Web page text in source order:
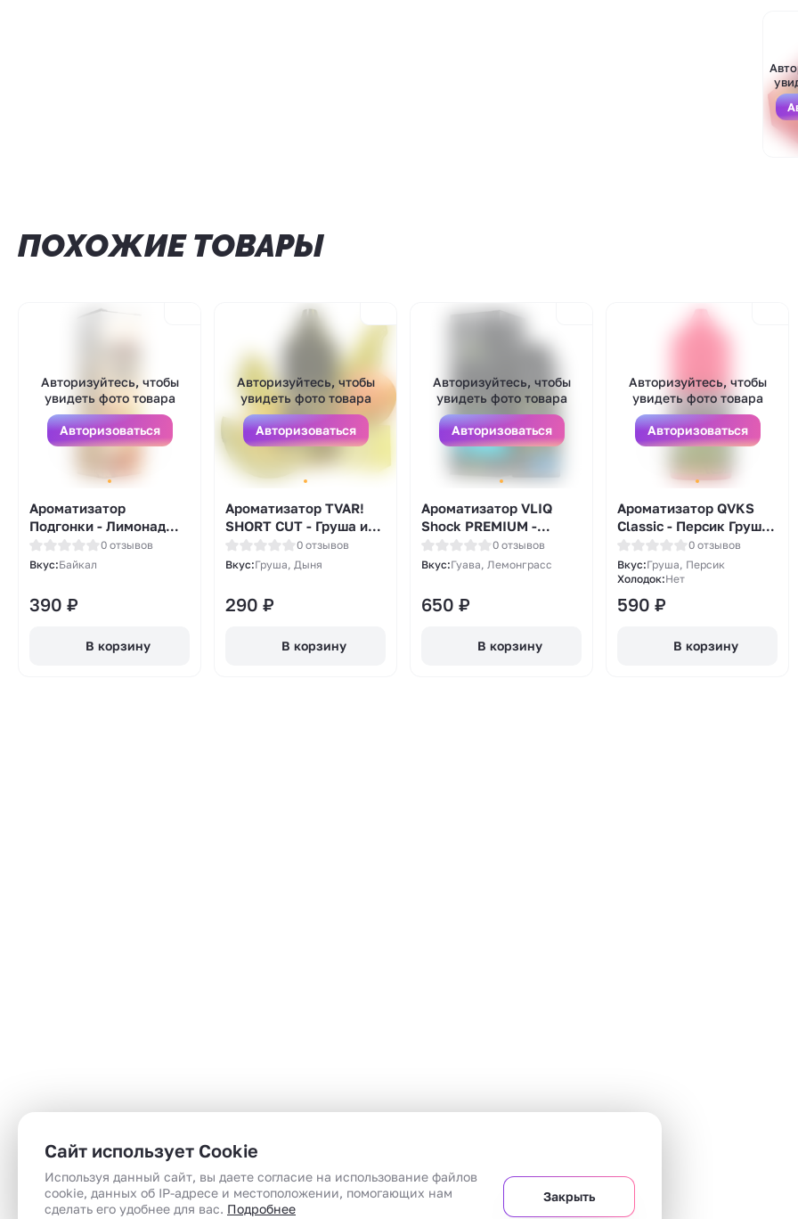
ПОХОЖИЕ ТОВАРЫ
Авторизуйтесь, чтобы
увидеть фото товара
Авторизоваться
Ароматизатор
Подгонки - Лимонад
Байкал 13мл0 отзывов
Вкус:Байкал
390 ₽
В корзину
Авторизуйтесь, чтобы
увидеть фото товара
Авторизоваться
Ароматизатор TVAR!
SHORT CUT - Груша и
дюша (Груша и дыня)
13мл
0 отзывов
Вкус:Груша, Дыня
290 ₽
В корзину
Авторизуйтесь, чтобы
увидеть фото товара
Авторизоваться
Ароматизатор VLIQ
Shock PREMIUM -
Лемонграсс гуава
(Lemongrass Guava)
0 отзывов
Вкус:Гуава, Лемонграсс
650 ₽
В корзину
Авторизуйтесь, чтобы
увидеть фото товара
Авторизоваться
Ароматизатор QVKS
Classic - Персик Груша
13мл
0 отзывов
Вкус:Груша, Персик
Холодок:Нет
590 ₽
В корзину
Сайт использует Cookie
Используя данный сайт, вы даете согласие на использование файлов
cookie, данных об IP-адресе и местоположении, помогающих нам
сделать его удобнее для вас. Подробнее
Закрыть